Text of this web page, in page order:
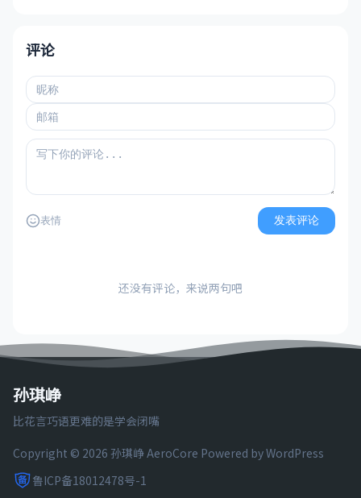
评论
表情 发表评论
还没有评论，来说两句吧
孙琪峥
比花言巧语更难的是学会闭嘴
Copyright © 2026 孙琪峥AeroCore Powered by WordPress
鲁ICP备18012478号-1